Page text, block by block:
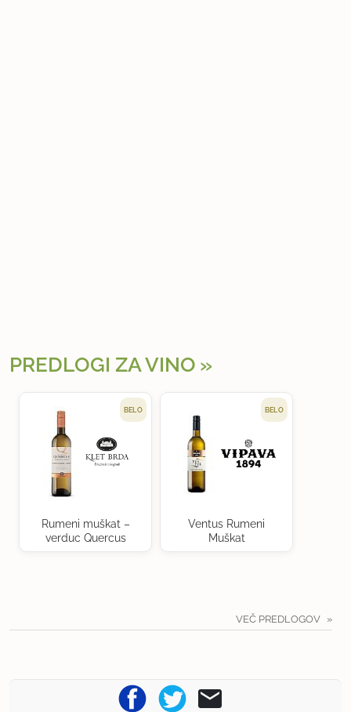
PREDLOGI ZA VINO
BELO
Rumeni muškat –
verduc Quercus
BELO
Ventus Rumeni
Muškat
VEČ PREDLOGOV